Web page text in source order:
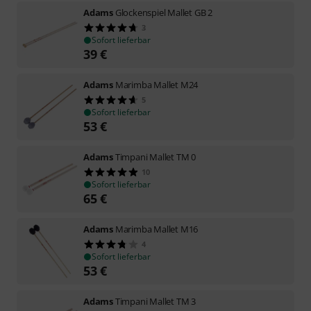
Adams Glockenspiel Mallet GB 2
3
Sofort lieferbar
39€
Adams Marimba Mallet M24
5
Sofort lieferbar
53€
AdamsTimpani Mallet TM 0
10
Sofort lieferbar
65€
Adams Marimba Mallet M16
4
Sofort lieferbar
53€
AdamsTimpani Mallet TM 3